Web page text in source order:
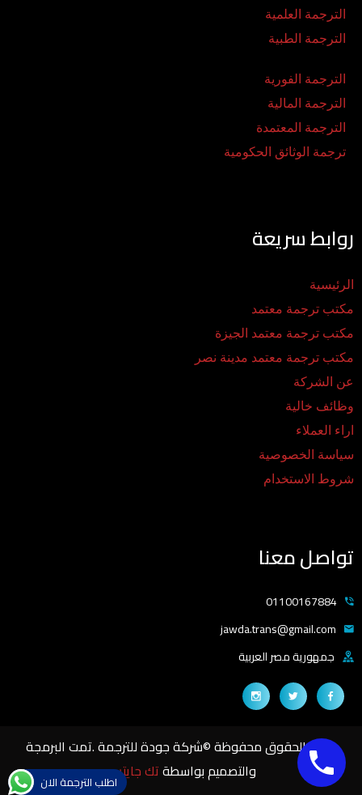
الترجمة العلمية
الترجمة الطبية
الترجمة الفورية
الترجمة المالية
الترجمة المعتمدة
ترجمة الوثائق الحكومية
روابط سريعة
الرئيسية
مكتب ترجمة معتمد
مكتب ترجمة معتمد الجيزة
مكتب ترجمة معتمد مدينة نصر
عن الشركة
وظائف خالية
اراء العملاء
سياسة الخصوصية
شروط الاستخدام
تواصل معنا
01100167884
jawda.trans@gmail.com
جمهورية مصر العربية
جميع الحقوق محفوظة ©شركة جودة للترجمة .تمت البرمجة
والتصميم بواسطةتك جايتساطلب الترجمة الان